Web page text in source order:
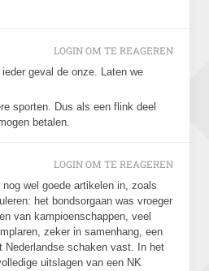
geval de onze. Laten we
sporten. Dus als een flink deel
betalen.
LOGIN OM TE REAGEREN
wel goede artikelen in, zoals
het bondsorgaan was vroeger
van kampioenschappen, veel
zeker in samenhang, een
Nederlandse schaken vast. In het
uitslagen van een NK
LOGIN OM TE REAGEREN